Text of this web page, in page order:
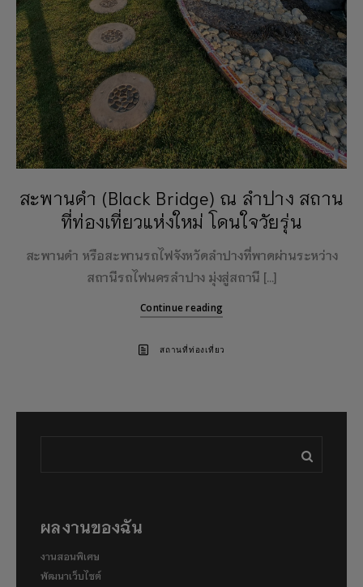
สะพานดำ (Black Bridge) ณ ลำปาง สถาน
ที่ท่องเที่ยวแห่งใหม่ โดนใจวัยรุ่น
สะพานดำ หรือสะพานรถไฟจังหวัดลำปางที่พาดผ่านระหว่าง
สถานีรถไฟนครลำปาง มุ่งสู่สถานี […]
Continue reading
สถานที่ท่องเที่ยว
ผลงานของฉัน
งานสอนพิเศษ
พัฒนาเว็บไซต์